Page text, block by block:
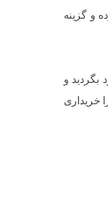
و گزینه
بگردید و
خریداری